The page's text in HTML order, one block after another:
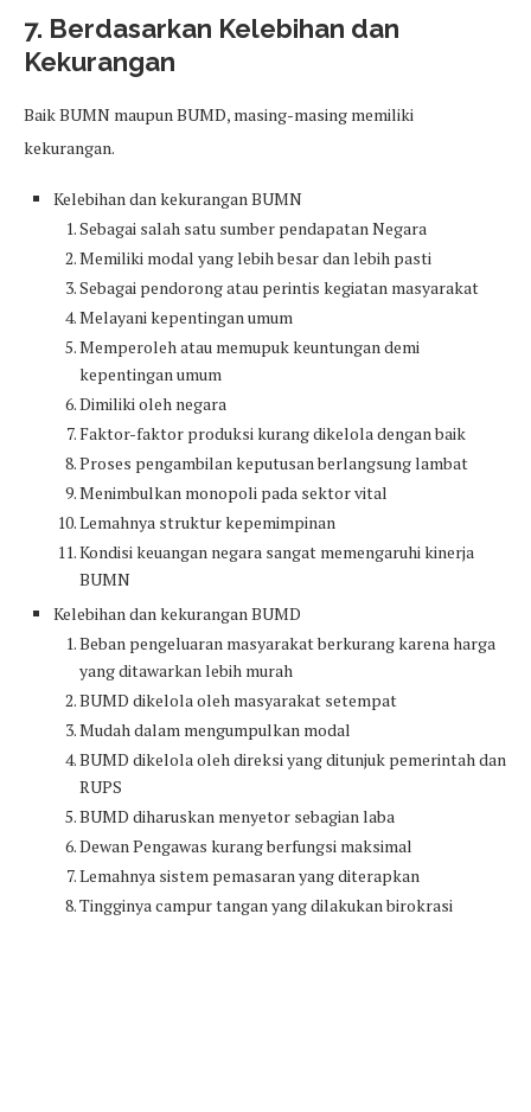
7. Berdasarkan Kelebihan dan
Kekurangan
Baik BUMN maupun BUMD, masing-masing memiliki
kekurangan.
Kelebihan dan kekurangan BUMN
Sebagai salah satu sumber pendapatan Negara
Memiliki modal yang lebih besar dan lebih pasti
Sebagai pendorong atau perintis kegiatan masyarakat
Melayani kepentingan umum
Memperoleh atau memupuk keuntungan demi
kepentingan umum
Dimiliki oleh negara
Faktor-faktor produksi kurang dikelola dengan baik
Proses pengambilan keputusan berlangsung lambat
Menimbulkan monopoli pada sektor vital
Lemahnya struktur kepemimpinan
Kondisi keuangan negara sangat memengaruhi kinerja
BUMN
Kelebihan dan kekurangan BUMD
Beban pengeluaran masyarakat berkurang karena harga
yang ditawarkan lebih murah
BUMD dikelola oleh masyarakat setempat
Mudah dalam mengumpulkan modal
BUMD dikelola oleh direksi yang ditunjuk pemerintah dan
RUPS
BUMD diharuskan menyetor sebagian laba
Dewan Pengawas kurang berfungsi maksimal
Lemahnya sistem pemasaran yang diterapkan
Tingginya campur tangan yang dilakukan birokrasi